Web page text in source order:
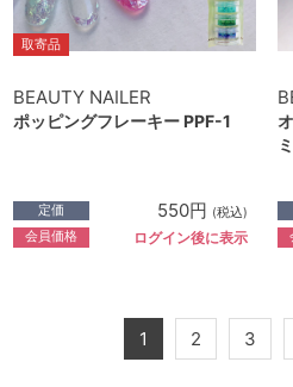
取寄品
BEAUTY NAILER
ポッピングフレーキー PPF-1
定価 550円 (税込)
会員価格 ログイン後に表示
1 2 3